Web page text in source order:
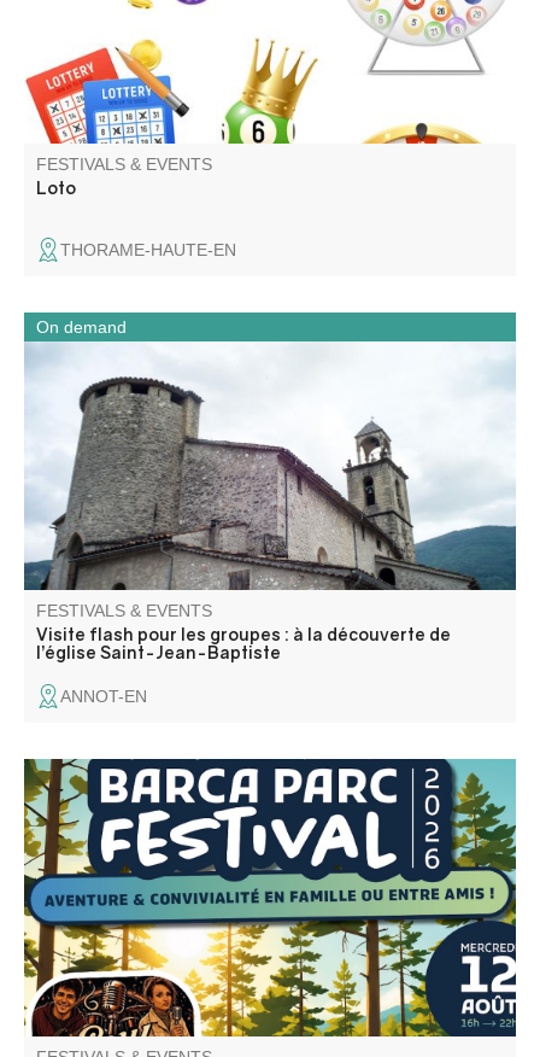
FESTIVALS & EVENTS
Loto
THORAME-HAUTE-EN
d’une visite flash guidée pour les groupes. En un temps
court, l’église et la chapelle des Pénitents révèlent leur
architecture, leurs œuvres et les traditions locales.
FESTIVALS & EVENTS
Visite flash pour les groupes : à la découverte de
l’église Saint-Jean-Baptiste
On demand
ANNOT-EN
Et si votre plus belle soirée de l’été se passait… dans les
arbres ? Le temps d’une soirée, Barca Parc se transforme
en un véritable festival d’aventure !